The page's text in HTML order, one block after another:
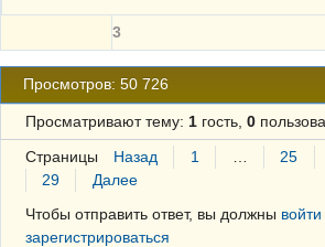
3
Просмотров: 50 726
Просматривают тему: 1гость, 0
Страницы Назад 1 25
29
Далее
Чтобы отправить ответ, вы должны войти
зарегистрироваться